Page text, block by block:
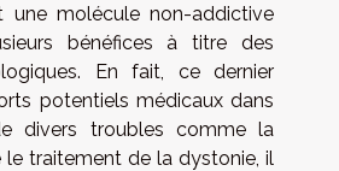
une molécule non-addictive
bénéfices à titre des
En fait, ce dernier
potentiels médicaux dans
divers troubles comme la
le traitement de la dystonie, il